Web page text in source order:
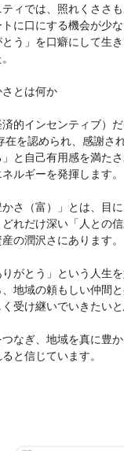
ィでは、照れくささ
に口にする機会が少
う」を口癖にして生
とは何か
的インセンティブ）
在を認められ、感謝さ
と自己有用感を満た
ルギーを発揮します。
さ（富）」とは、目
れだけ深い「人との
の潤沢さにあります。
がとう」という人生
地域の頼もしい仲間
受け継いでいきたいと
なぎ、地域を真に豊
と信じています。